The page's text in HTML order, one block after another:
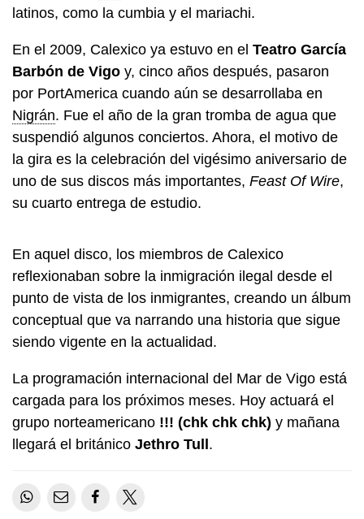
latinos, como la cumbia y el mariachi.
En el 2009, Calexico ya estuvo en el Teatro García
Barbón de Vigo y, cinco años después, pasaron
por PortAmerica cuando aún se desarrollaba en
Nigrán. Fue el año de la gran tromba de agua que
suspendió algunos conciertos. Ahora, el motivo de
la gira es la celebración del vigésimo aniversario de
uno de sus discos más importantes, Feast Of Wire,
su cuarto entrega de estudio.
En aquel disco, los miembros de Calexico
reflexionaban sobre la inmigración ilegal desde el
punto de vista de los inmigrantes, creando un álbum
conceptual que va narrando una historia que sigue
siendo vigente en la actualidad.
La programación internacional del Mar de Vigo está
cargada para los próximos meses. Hoy actuará el
grupo norteamericano !!! (chk chk chk) y mañana
llegará el británico Jethro Tull.